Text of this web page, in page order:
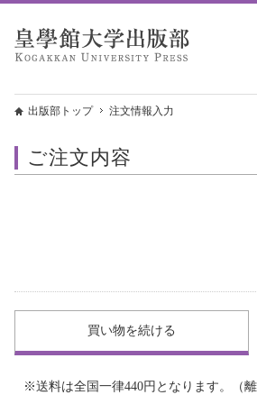
出版部トップ 注文情報入力
ご注文内容
買い物を続ける
※送料は全国一律440円となります。（